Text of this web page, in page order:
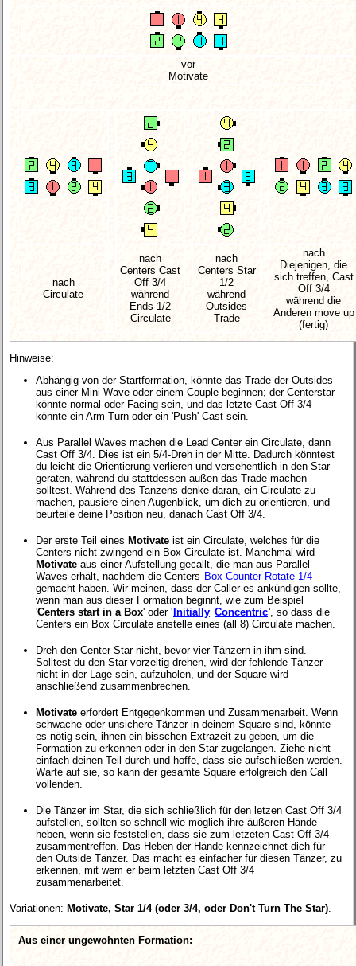
vor
Motivate
nach
Circulate
nach
Centers Cast
Off 3/4
während
Ends 1/2
Circulate
nach
Centers Star
1/2
während
Outsides
Trade
nach
Diejenigen, die
sich treffen, Cast
Off 3/4
während die
Anderen move up
(fertig)
Hinweise:
Abhängig von der Startformation, könnte das Trade der Outsides
aus einer Mini-Wave oder einem Couple beginnen; der Centerstar
könnte normal oder Facing sein, und das letzte Cast Off 3/4
könnte ein Arm Turn oder ein 'Push' Cast sein.
Aus Parallel Waves machen die Lead Center ein Circulate, dann
Cast Off 3/4. Dies ist ein 5/4-Dreh in der Mitte. Dadurch könntest
du leicht die Orientierung verlieren und versehentlich in den Star
geraten, während du stattdessen außen das Trade machen
solltest. Während des Tanzens denke daran, ein Circulate zu
machen, pausiere einen Augenblick, um dich zu orientieren, und
beurteile deine Position neu, danach Cast Off 3/4.
Der erste Teil eines Motivate ist ein Circulate, welches für die
Centers nicht zwingend ein Box Circulate ist. Manchmal wird
Motivate aus einer Aufstellung gecallt, die man aus Parallel
Waves erhält, nachdem die Centers Box Counter Rotate 1/4
gemacht haben. Wir meinen, dass der Caller es ankündigen sollte,
wenn man aus dieser Formation beginnt, wie zum Beispiel
'Centers start in a Box' oder ' Initially Concentric', so dass die
Centers ein Box Circulate anstelle eines (all 8) Circulate machen.
Dreh den Center Star nicht, bevor vier Tänzern in ihm sind.
Solltest du den Star vorzeitig drehen, wird der fehlende Tänzer
nicht in der Lage sein, aufzuholen, und der Square wird
anschließend zusammenbrechen.
Motivate erfordert Entgegenkommen und Zusammenarbeit. Wenn
schwache oder unsichere Tänzer in deinem Square sind, könnte
es nötig sein, ihnen ein bisschen Extrazeit zu geben, um die
Formation zu erkennen oder in den Star zugelangen. Ziehe nicht
einfach deinen Teil durch und hoffe, dass sie aufschließen werden.
Warte auf sie, so kann der gesamte Square erfolgreich den Call
vollenden.
Die Tänzer im Star, die sich schließlich für den letzen Cast Off 3/4
aufstellen, sollten so schnell wie möglich ihre äußeren Hände
heben, wenn sie feststellen, dass sie zum letzeten Cast Off 3/4
zusammentreffen. Das Heben der Hände kennzeichnet dich für
den Outside Tänzer. Das macht es einfacher für diesen Tänzer, zu
erkennen, mit wem er beim letzten Cast Off 3/4
zusammenarbeitet.
Variationen: Motivate, Star 1/4 (oder 3/4, oder Don't Turn The Star).
Aus einer ungewohnten Formation: